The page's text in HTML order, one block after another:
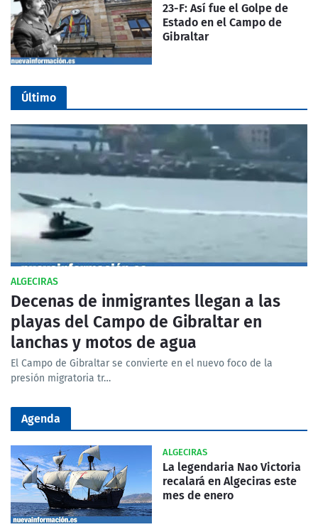
23-F: Así fue el Golpe de
Estado en el Campo de
Gibraltar
Último
ALGECIRAS
Decenas de inmigrantes llegan a las
playas del Campo de Gibraltar en
lanchas y motos de agua
El Campo de Gibraltar se convierte en el nuevo foco de la
presión migratoria tr…
Agenda
ALGECIRAS
La legendaria Nao Victoria
recalará en Algeciras este
mes de enero